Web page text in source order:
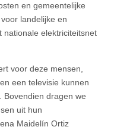
en gemeentelijke
landelijke en
nationale elektriciteitsnet
voor deze mensen,
een televisie kunnen
Bovendien dragen we
uit hun
Maidelín Ortiz